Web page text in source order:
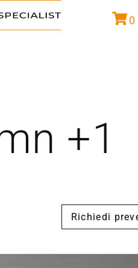
0
+1
Richiedi